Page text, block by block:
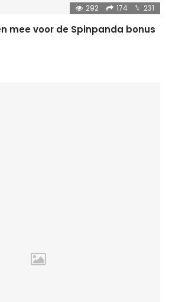
292 174 231
mee voor de Spinpanda bonus